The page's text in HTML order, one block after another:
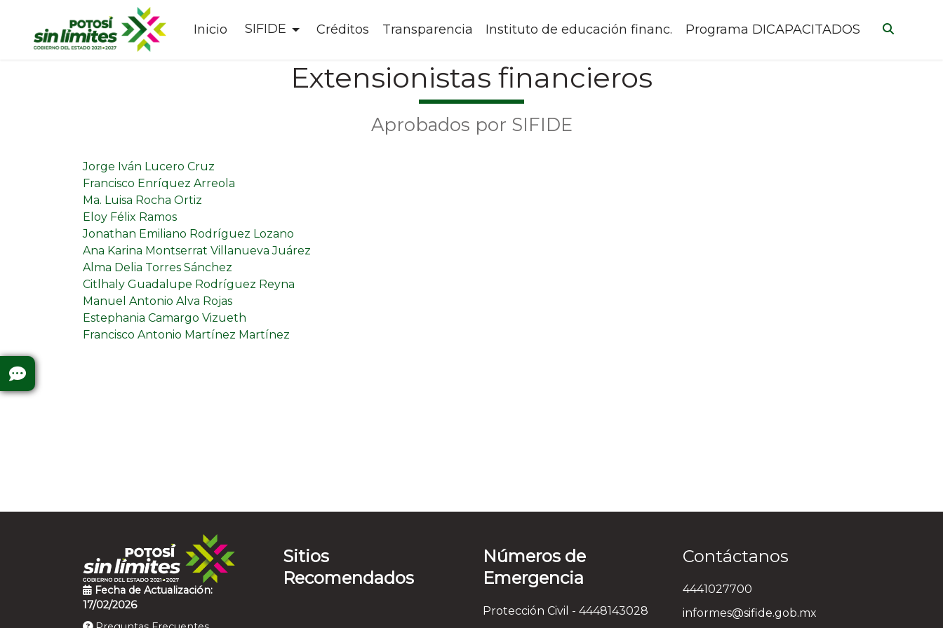
Inicio SIFIDE Créditos Transparencia Instituto de educación financ. Programa DICAPACITADOS
Extensionistas financieros
Aprobados por SIFIDE
Jorge Iván Lucero Cruz
Francisco Enríquez Arreola
Ma. Luisa Rocha Ortiz
Eloy Félix Ramos
Jonathan Emiliano Rodríguez Lozano
Ana Karina Montserrat Villanueva Juárez
Alma Delia Torres Sánchez
Citlhaly Guadalupe Rodríguez Reyna
Manuel Antonio Alva Rojas
Estephania Camargo Vizueth
Francisco Antonio Martínez Martínez
Fecha de Actualización:
17/02/2026
Sitios
Recomendados
Números de
Emergencia
Protección Civil - 4448143028
Contáctanos
4441027700
informes@sifide.gob.mx